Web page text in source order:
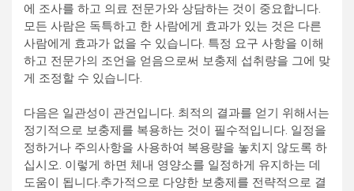
에 조사를 하고 의료 전문가와 상담하는 것이 중요합니다.
모든 사람은 독특하고 한 사람에게 효과가 있는 것은 다른
사람에게 효과가 없을 수 있습니다. 특정 요구 사항을 이해
하고 전문가의 조언을 얻음으로써 보충제 섭취량을 그에 맞
게 조정할 수 있습니다.
다음은 일관성이 관건입니다. 최적의 결과를 얻기 위해서는
정기적으로 보충제를 복용하는 것이 필수적입니다. 일정을
정하거나 주의사항을 사용하여 복용량을 놓치지 않도록 하
십시오. 이렇게 하면 체내 영양소를 일정하게 유지하는 데
도움이 됩니다.추가적으로 다양한 보충제를 전략적으로 결